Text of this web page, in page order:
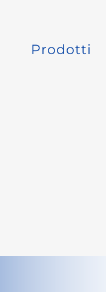
Prodotti